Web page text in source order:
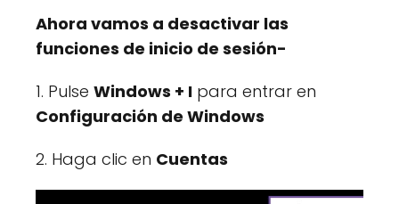
Ahora vamos a desactivar las
funciones de inicio de sesión-
1. Pulse Windows + I para entrar en
Configuración de Windows
2. Haga clic en Cuentas